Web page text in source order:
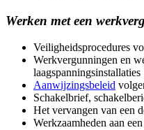
Werken met een
Veiligheidsprocedures
Werkvergunningen en
laagspanningsinstallaties
Aanwijzingsbeleid
Schakelbrief,
Het vervangen van een
Werkzaamheden aan